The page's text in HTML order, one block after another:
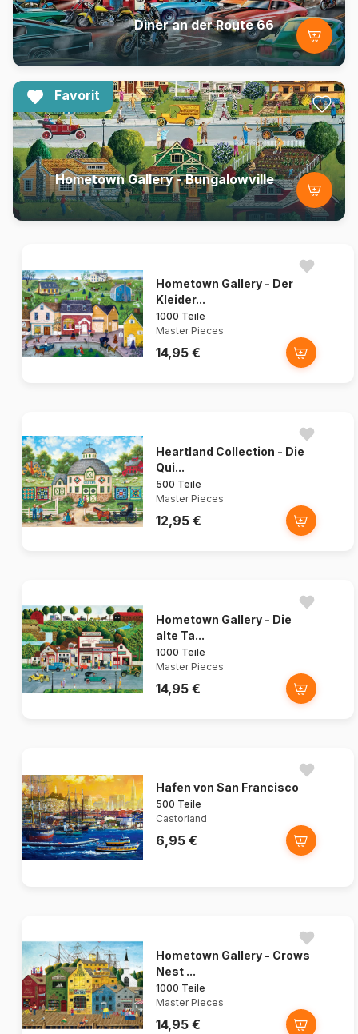
Diner an der Route 66
Favorit
Hometown Gallery - Bungalowville
Hometown Gallery - Der
Kleider...
1000 Teile
Master Pieces
14,95 €
Heartland Collection - Die
Qui...
500 Teile
Master Pieces
12,95 €
Hometown Gallery - Die
alte Ta...
1000 Teile
Master Pieces
14,95 €
Hafen von San Francisco
500 Teile
Castorland
6,95 €
Hometown Gallery - Crows
Nest ...
1000 Teile
Master Pieces
14,95 €